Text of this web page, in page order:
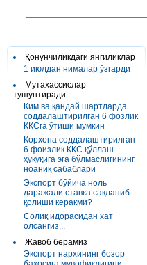
Қонунчиликдаги янгиликлар
1 июлдан нималар ўзгарди
Мутахассислар
тушунтиради
Ким ва қандай шартларда
соддалаштирилган 6 фозлик
ҚҚСга ўтиши мумкин
Корхона соддалаштирилган
6 фоизлик ҚҚС қўллаш
ҳуқуқига эга бўлмаслигининг
ноаниқ сабаблари
Экспорт бўйича ноль
даражали ставка сақланиб
қолиши керакми?
Солиқ идорасидан хат
олсангиз...
Жавоб берамиз
Экспорт нархининг бозор